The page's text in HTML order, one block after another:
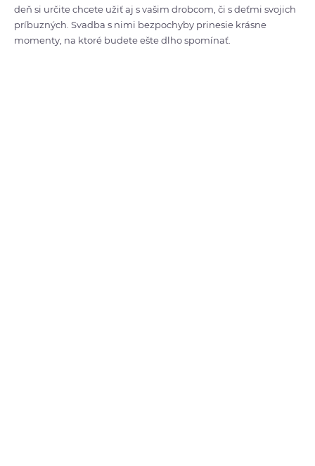
deň si určite chcete užiť aj s vašim drobcom, či s deťmi svojich
príbuzných. Svadba s nimi bezpochyby prinesie krásne
momenty, na ktoré budete ešte dlho spomínať.